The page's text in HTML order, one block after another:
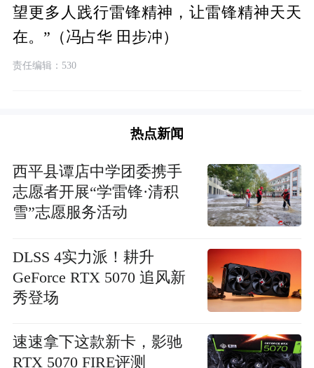
望更多人践行雷锋精神 ，让雷锋精神天天
在。”（冯占华 田步冲）
责任编辑：530
热点新闻
西平县谭店中学团委携手
志愿者开展“学雷锋·清积
雪”志愿服务活动
DLSS 4实力派！耕升
GeForce RTX 5070 追风新
秀登场
速速拿下这款新卡，影驰
RTX 5070 FIRE评测